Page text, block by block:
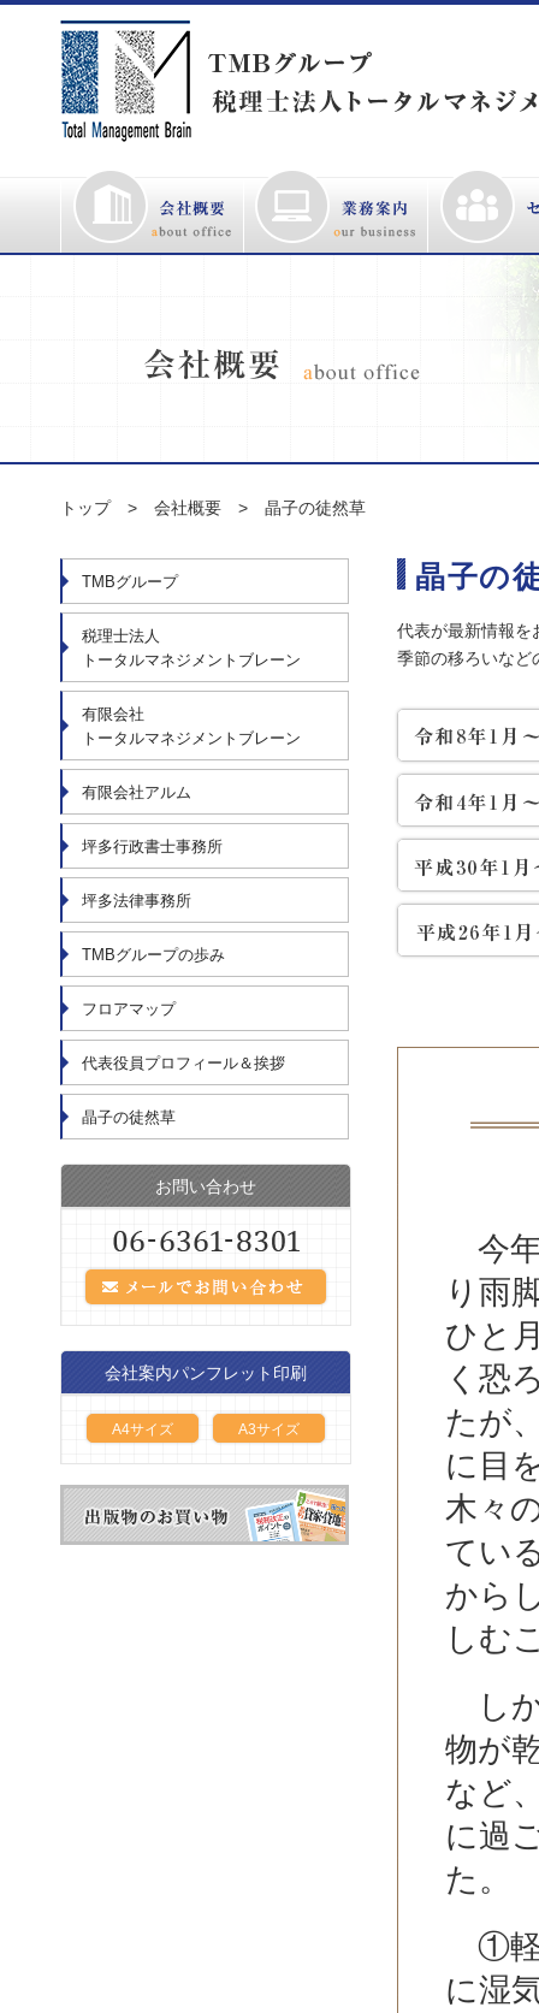
トップ 会社概要 晶子の徒然草
TMBグループ
税理士法人
トータルマネジメントブレーン
有限会社
トータルマネジメントブレーン
有限会社アルム
坪多行政書士事務所
坪多法律事務所
TMBグループの歩み
フロアマップ
代表役員プロフィール＆挨拶
晶子の徒然草
お問い合わせ
会社案内パンフレット印刷
A4サイズ A3サイズ
晶子の
代表が最新情報を
季節の移ろいなど
今
り雨
ひと
く恐
たが
に目
木々
てい
から
しむ
し
物が
など
に過
た。
①軽
に湿